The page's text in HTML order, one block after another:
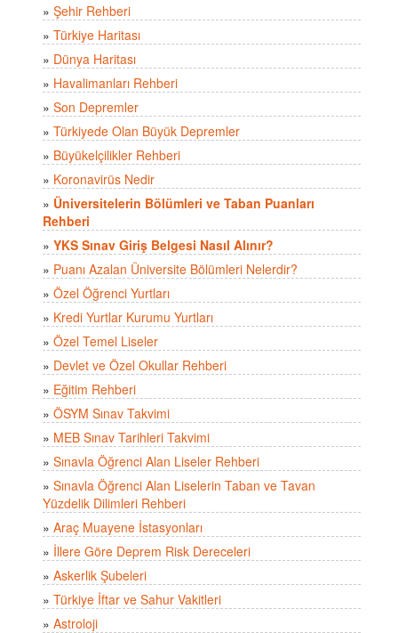
» Şehir Rehberi
» Türkiye Haritası
» Dünya Haritası
» Havalimanları Rehberi
» Son Depremler
» Türkiyede Olan Büyük Depremler
» Büyükelçilikler Rehberi
» Koronavirüs Nedir
» Üniversitelerin Bölümleri ve Taban Puanları
Rehberi
» YKS Sınav Giriş Belgesi Nasıl Alınır?
» Puanı Azalan Üniversite Bölümleri Nelerdir?
» Özel Öğrenci Yurtları
» Kredi Yurtlar Kurumu Yurtları
» Özel Temel Liseler
» Devlet ve Özel Okullar Rehberi
» Eğitim Rehberi
» ÖSYM Sınav Takvimi
» MEB Sınav Tarihleri Takvimi
» Sınavla Öğrenci Alan Liseler Rehberi
» Sınavla Öğrenci Alan Liselerin Taban ve Tavan
Yüzdelik Dilimleri Rehberi
» Araç Muayene İstasyonları
» İllere Göre Deprem Risk Dereceleri
» Askerlik Şubeleri
» Türkiye İftar ve Sahur Vakitleri
» Astroloji